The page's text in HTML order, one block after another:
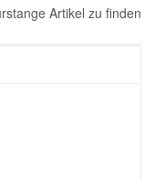
Artikel zu finden